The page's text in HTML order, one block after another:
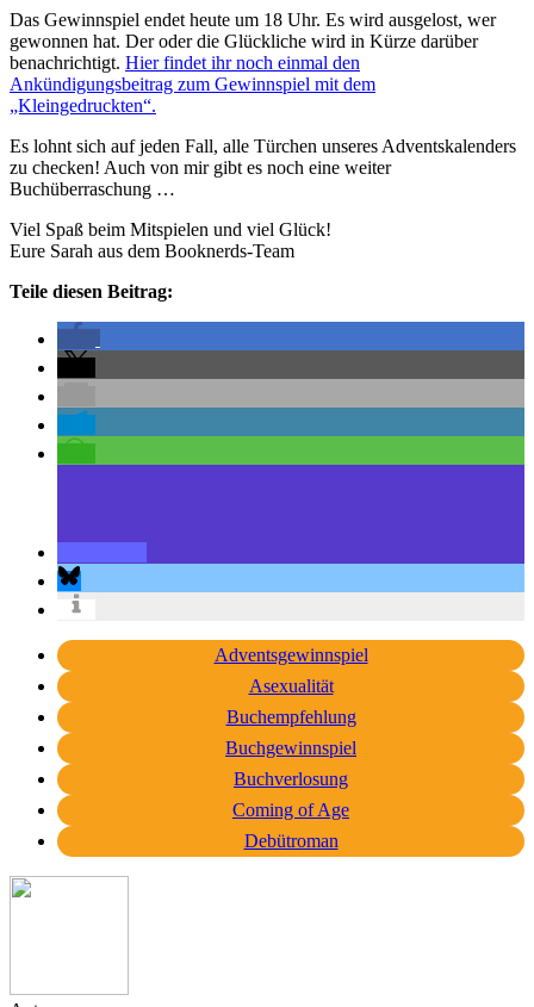
Das Gewinnspiel endet heute um 18 Uhr. Es wird ausgelost, wer
gewonnen hat. Der oder die Glückliche wird in Kürze darüber
benachrichtigt. Hier findet ihr noch einmal den
Ankündigungsbeitrag zum Gewinnspiel mit dem
„Kleingedruckten“.
Es lohnt sich auf jeden Fall, alle Türchen unseres Adventskalenders
zu checken! Auch von mir gibt es noch eine weiter
Buchüberraschung …
Viel Spaß beim Mitspielen und viel Glück!
Eure Sarah aus dem Booknerds-Team
Teile diesen Beitrag:
Adventsgewinnspiel
Asexualität
Buchempfehlung
Buchgewinnspiel
Buchverlosung
Coming of Age
Debütroman